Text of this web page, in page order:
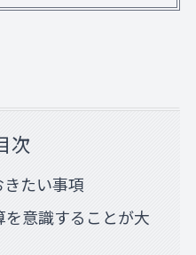
次
たい事項
意識することが大